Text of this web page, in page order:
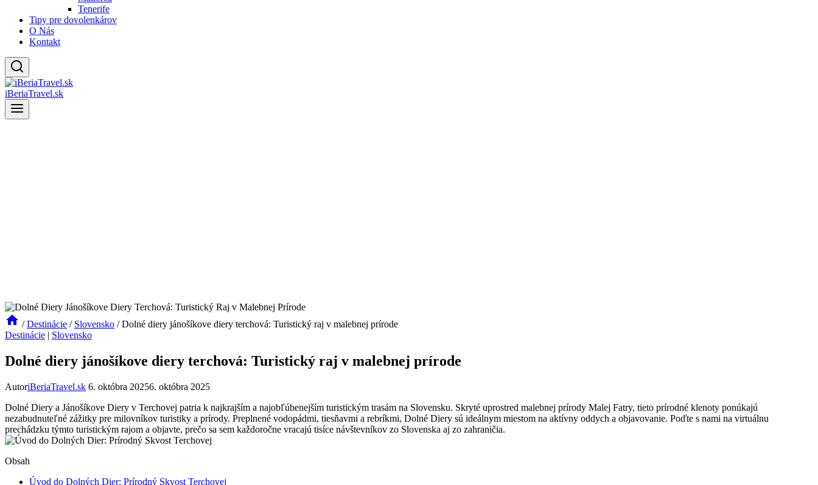
Tenerife
Tipy pre dovolenkárov
O Nás
Kontakt
iBeriaTravel.sk
/ Destinácie / Slovensko / Dolné diery jánošíkove diery terchová: Turistický raj v malebnej prírode
Destinácie | Slovensko
Dolné diery jánošíkove diery terchová: Turistický raj v malebnej prírode
AutoriBeriaTravel.sk 6. októbra 20256. októbra 2025
Dolné Diery a Jánošíkove Diery v Terchovej patria k najkrajším a najobľúbenejším turistickým trasám na Slovensku. Skryté uprostred malebnej prírody Malej Fatry, tieto prírodné klenoty ponúkajú
nezabudnuteľné zážitky pre milovníkov turistiky a prírody. Preplnené vodopádmi, tiesňavmi a rebríkmi, Dolné Diery sú ideálnym miestom na aktívny oddych a objavovanie. Poďte s nami na virtuálnu
prechádzku týmto turistickým rajom a objavte, prečo sa sem každoročne vracajú tisíce návštevníkov zo Slovenska aj zo zahraničia.
Obsah
Úvod do Dolných Dier: Prírodný Skvost Terchovej